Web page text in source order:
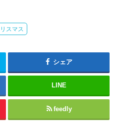
スマス
シェア
LINE
feedly